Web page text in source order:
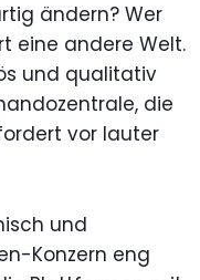
ändern? Wer
eine andere Welt.
und qualitativ
die
vor lauter
und
Konzern eng